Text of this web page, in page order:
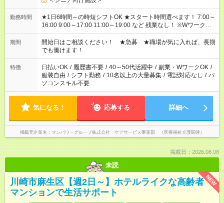
勤務時間
★1日6時間～の時短シフトOK ★スタート時間選べます！ 7:00～
16:00 9:00～17:00 11:00～19:00 など 残業なし！ ※Wワークの
場合、他のお仕事と合わせ週40時間超の就業はご案内できませ
ん ※法令に基づき、週20時間以上勤務は社会保険への加入対象
となります ※労働者派遣法（日雇い派遣の原則禁止）により、
短時間・短期間の就業はご案内が難しい場合があります
期間
開始日はご相談ください！ ★急募 ★職場が気に入れば、長期
でも働けます！
特徴 日払いOK / 履歴書不要 / 40～50代活躍中 / 副業・WワークOK /
服装自由 / シフト勤務 / 10名以上の大量募集 / 電話対応なし / パ
ソコンスキル不要
気になる！ 応募する 詳細へ
掲載元企業名 マンパワーグループ株式会社 ケアサービス事業部 （医療福祉介護関連）
掲載日：2026.08.08
未読
NEW
川崎市麻生区【週2日～】ホテルライクな高齢者
マンションで生活サポート